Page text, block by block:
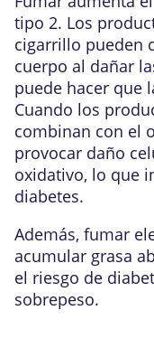
tipo 2. Los
cigarrillo pueden
cuerpo al dañar
puede hacer que
Cuando los
combinan con el
provocar daño
oxidativo, lo que
diabetes.
Además, fumar
acumular grasa
el riesgo de
sobrepeso.